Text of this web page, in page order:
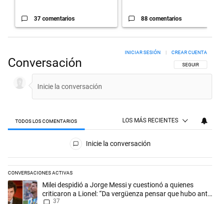
37 comentarios 88 comentarios
Conversación SIGA ESTA
SEGUIR
INICIAR SESIÓN CREAR CUENTA
TODOS LOS COMENTARIOS LOS MÁS RECIENTES
Todos los comentarios
Inicie la conversación
CONVERSACIONES ACTIVAS
Este listado muestra los artículos con más comentarios en los
Un artículo de tendencia con el título "Milei despidió a Jorge Messi y
Milei despidió a Jorge Messi y cuestionó a quienes
criticaron a Lionel: “Da vergüenza pensar que hubo anti-
37